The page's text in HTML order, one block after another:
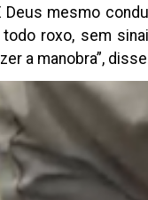
Deus mesmo
roxo, sem
a manobra”,